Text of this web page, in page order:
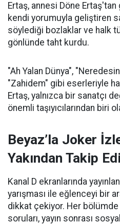
Ertaş, annesi Döne
kendi yorumuyla geliştiren
söylediği bozlaklar ve halk
gönlünde taht kurdu.
"Ah Yalan Dünya",
"Zahidem" gibi eserleriyle
Ertaş, yalnızca bir sanatçı
önemli taşıyıcılarından biri
Beyaz’la Joker
Yakından Takip
Kanal D ekranlarında
yarışması ile eğlenceyi bir
dikkat çekiyor. Her
soruları, yayın sonrası